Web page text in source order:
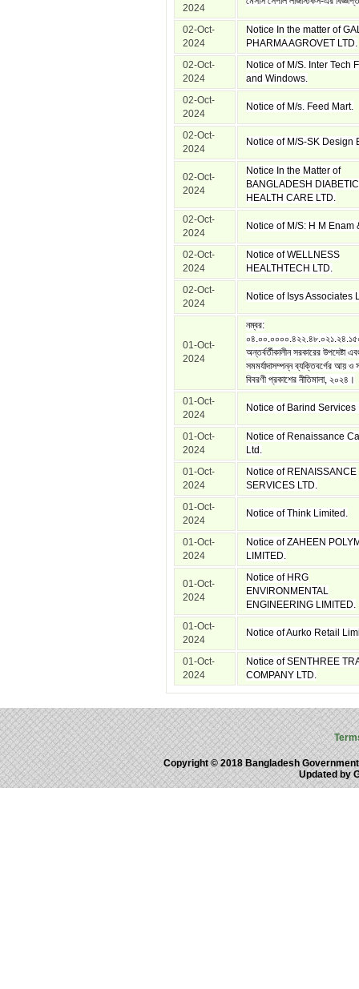
2024
02-Oct-
2024
Notice In the matter of
PHARMA AGROVET LTD.
02-Oct-
2024
Notice of M/S. Inter Tech
and Windows.
02-Oct-
2024
Notice of M/s. Feed Mart.
02-Oct-
2024
Notice of M/S-SK Design
02-Oct-
2024
Notice In the Matter of
BANGLADESH DIABETIC
HEALTH CARE LTD.
02-Oct-
2024
Notice of M/S: H M Enam
02-Oct-
2024
Notice of WELLNESS
HEALTHTECH LTD.
02-Oct-
2024
Notice of Isys Associates
01-Oct-
2024
নম্বর:
অন্তর্বর্তীকালীন সরকারের উপদেষ্টা
সমমর্যাদাসম্পন্ন ব্যক্তিবর্গের আয় ও
বিবরণী প্রকাশের নীতিমালা, ২০২৪।
01-Oct-
2024
Notice of Barind Services
01-Oct-
2024
Notice of Renaissance
Ltd.
01-Oct-
2024
Notice of RENAISSANCE
SERVICES LTD.
01-Oct-
2024
Notice of Think Limited.
01-Oct-
2024
Notice of ZAHEEN
LIMITED.
01-Oct-
2024
Notice of HRG
ENVIRONMENTAL
ENGINEERING LIMITED.
01-Oct-
2024
Notice of Aurko Retail
01-Oct-
2024
Notice of SENTHREE
COMPANY LTD.
Copyright © 2018 Bangladesh
Updated by